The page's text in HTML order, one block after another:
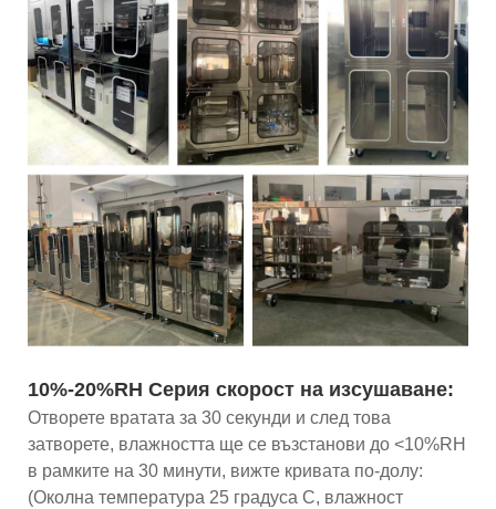
10%-20%RH Серия скорост на изсушаване:
Отворете вратата за 30 секунди и след това
затворете, влажността ще се възстанови до <10%RH
в рамките на 30 минути, вижте кривата по-долу:
(Околна температура 25 градуса C, влажност